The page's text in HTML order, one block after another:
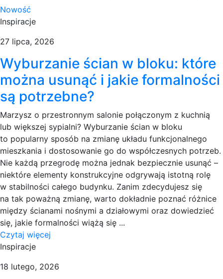
Nowość
Inspiracje
27 lipca, 2026
Wyburzanie ścian w bloku: które
można usunąć i jakie formalności
są potrzebne?
Marzysz o przestronnym salonie połączonym z kuchnią
lub większej sypi­alni? Wyburzanie ścian w bloku
to popularny sposób na zmianę układu funkcjonalnego
mieszkania i dostosowanie go do współczesnych potrzeb.
Nie każdą przegrodę można jednak bezpiecznie usunąć –
niektóre elementy konstrukcyjne odgrywają istotną rolę
w stabilności całego budynku. Zanim zdecydujesz się
na tak poważną zmianę, warto dokładnie poznać różnice
między ścianami nośnymi a działowymi oraz dowiedzieć
się, jakie formalności wiążą się ...
Czytaj więcej
Inspiracje
18 lutego, 2026